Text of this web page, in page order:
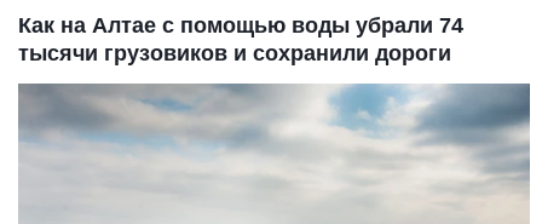
Как на Алтае с помощью воды убрали 74
тысячи грузовиков и сохранили дороги